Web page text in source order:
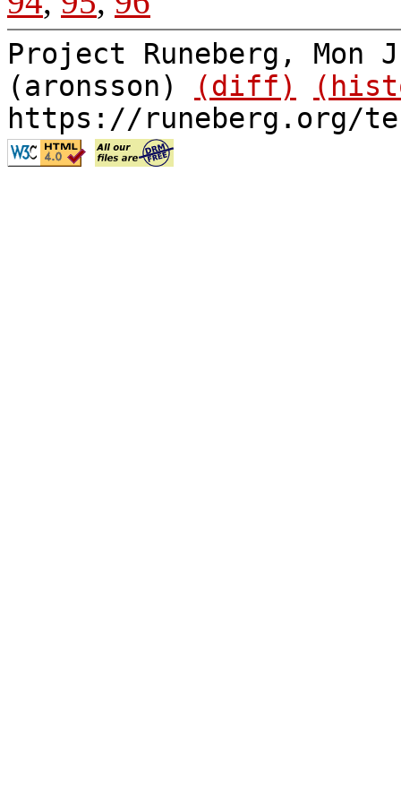
Project Runeberg, Mon
(aronsson)
(diff)
https://runeberg.org/